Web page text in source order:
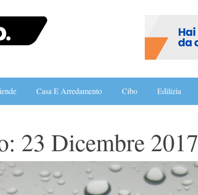
Casa E Arredamento Cibo Edilizia
23 Dicembre 2017